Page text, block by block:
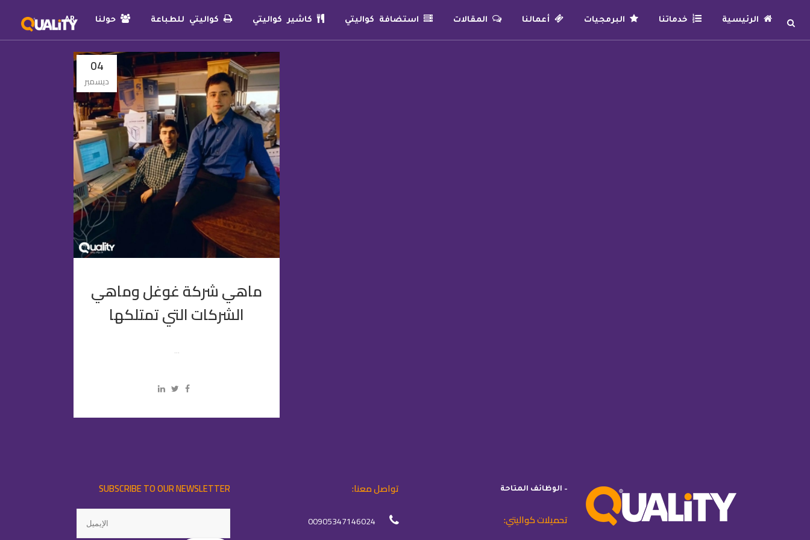
الرئيسية خدماتنا البرمجيات أعمالنا المقالات استضافة كواليتي كاشير كواليتي كواليتي للطباعة حولنا AR
04
ديسمبر
ماهي شركة غوغل وماهي
الشركات التي تمتلكها
...
– الوظائف المتاحة
تحميلات كواليتي:
تواصل معنا:
00905347146024
SUBSCRIBE TO OUR NEWSLETTER